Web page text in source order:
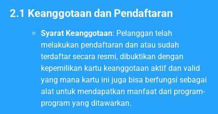
2.1 Keanggotaan dan Pendaftaran
Syarat Keanggotaan: Pelanggan telah
melakukan pendaftaran dan atau sudah
terdaftar secara resmi, dibuktikan dengan
kepemilikan kartu keanggotaan aktif dan valid
yang mana kartu ini juga bisa berfungsi sebagai
alat untuk mendapatkan manfaat dari program-
program yang ditawarkan.